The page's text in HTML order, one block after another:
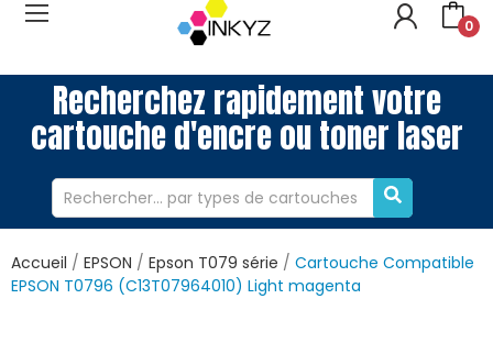
0
Recherchez rapidement votre
cartouche d'encre ou toner laser
Accueil EPSON Epson T079 série
Cartouche Compatible
EPSON T0796 (C13T07964010) Light magenta